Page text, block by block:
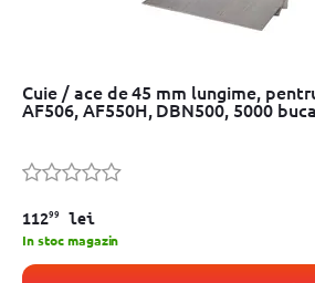
Cuie / ace de 45 mm lungime,
AF506, AF550H, DBN500, 5000
11299 lei
In stoc magazin